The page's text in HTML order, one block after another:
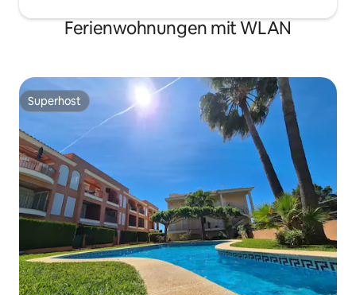
Ferienwohnungen mit WLAN
Superhost
Superhost